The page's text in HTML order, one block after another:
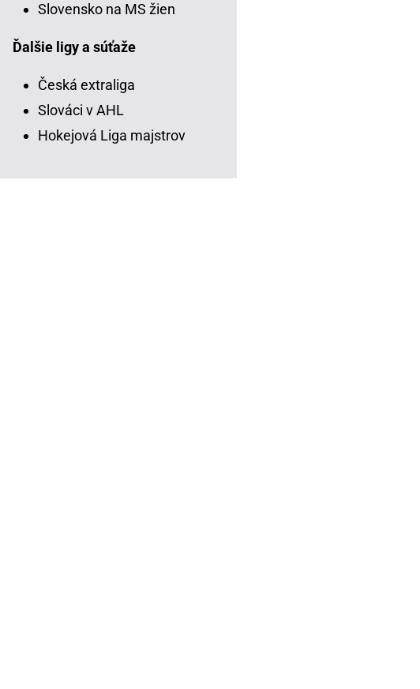
Slovensko na MS žien
Ďalšie ligy a súťaže
Česká extraliga
Slováci v AHL
Hokejová Liga majstrov